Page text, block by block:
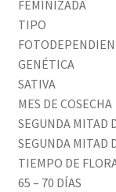
FEMINIZADA
TIPO
GENÉTICA
SATIVA
MES DE COSECHA
SEGUNDA MITAD
SEGUNDA MITAD
TIEMPO DE
65 – 70 DÍAS